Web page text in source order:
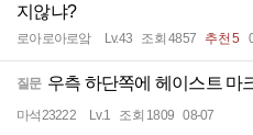
지않냐?
로아로아로앜 Lv.43 조회 4857 추천 5
질문 우측 하단쪽에 헤이스트 마
마석23222 Lv.1 조회 1809 08-07